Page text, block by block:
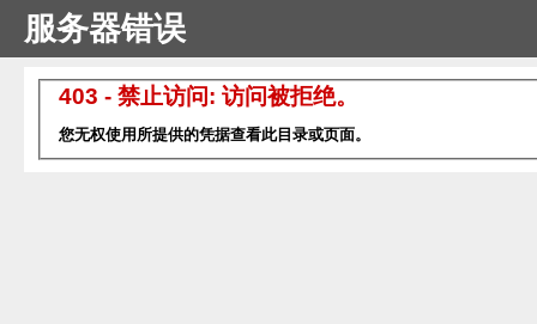
服务器错误
403 - 禁止访问: 访问被拒绝。
您无权使用所提供的凭据查看此目录或页面。